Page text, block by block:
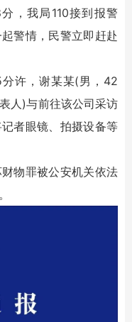
，我局110接到报警
警情，民警立即赶赴
许，谢某某(男，42
人)与前往该公司采访
者眼镜、拍摄设备等
物罪被公安机关依法